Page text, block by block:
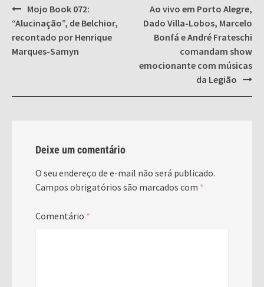
Post
navigation
Mojo Book 072:
“Alucinação”, de Belchior,
recontado por Henrique
Marques-Samyn
Ao vivo em Porto Alegre,
Dado Villa-Lobos, Marcelo
Bonfá e André Frateschi
comandam show
emocionante com músicas
da Legião
Deixe um comentário
O seu endereço de e-mail não será publicado.
Campos obrigatórios são marcados com *
Comentário *